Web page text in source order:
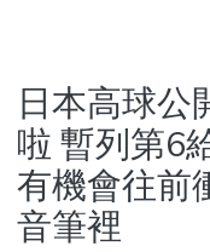
Statistics
日本高球公
啦 暫列第6
有機會往前
音筆裡